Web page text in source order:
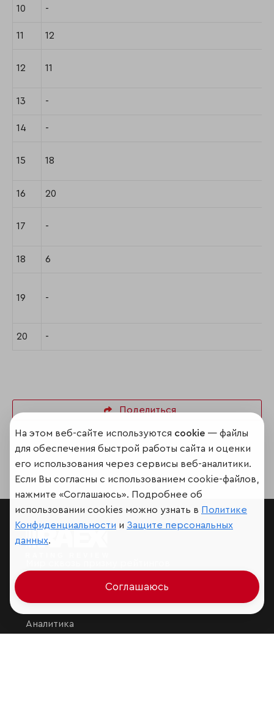
10 -
11 12
12 11
13 -
14 -
15 18
16 20
17 -
18 6
19 -
20 -
Поделиться
Аналитика
На этом веб-сайте используются cookie — файлы
для обеспечения быстрой работы сайта и оценки
его использования через сервисы веб-аналитики.
Если Вы согласны с использованием cookie-файлов,
нажмите «Соглашаюсь». Подробнее об
использовании cookies можно узнать в Политике
Конфиденциальности и Защите персональных
данных.
Соглашаюсь